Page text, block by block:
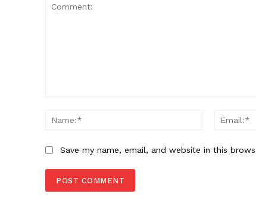
Name:*
Save my name, email, and website in this